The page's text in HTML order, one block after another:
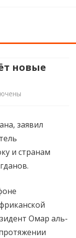
новые
заявил
и странам
Омар аль-